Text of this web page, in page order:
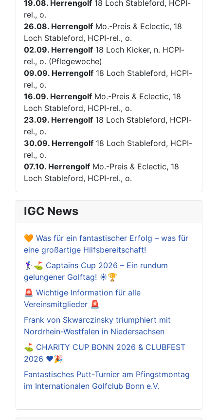
19.08. Herrengolf 18 Loch Stableford, HCPI-
rel., o.
26.08. Herrengolf Mo.-Preis & Eclectic, 18
Loch Stableford, HCPI-rel., o.
02.09. Herrengolf 18 Loch Kicker, n. HCPI-
rel., o. (Pflegewoche)
09.09. Herrengolf 18 Loch Stableford, HCPI-
rel., o.
16.09. Herrengolf Mo.-Preis & Eclectic, 18
Loch Stableford, HCPI-rel., o.
23.09. Herrengolf 18 Loch Stableford, HCPI-
rel., o.
30.09. Herrengolf 18 Loch Stableford, HCPI-
rel., o.
07.10. Herrengolf Mo.-Preis & Eclectic, 18
Loch Stableford, HCPI-rel., o.
IGC News
🧡 Was für ein fantastischer Erfolg – was für
eine großartige Hilfsbereitschaft!
🏌️‍♀️⛳ Captains Cup 2026 – Ein rundum
gelungener Golftag! ☀️🏆
🚨 Wichtige Information für alle
Vereinsmitglieder 🚨
Frank von Skwarczinsky triumphiert mit
Nordrhein-Westfalen in Niedersachsen
⛳️ CHARITY CUP BONN 2026 & CLUBFEST
2026 ❤️🎉
Fantastisches Putt-Turnier am Pfingstmontag
im Internationalen Golfclub Bonn e.V.